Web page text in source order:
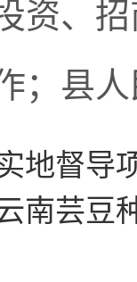
资、
；县
地督导
南芸豆